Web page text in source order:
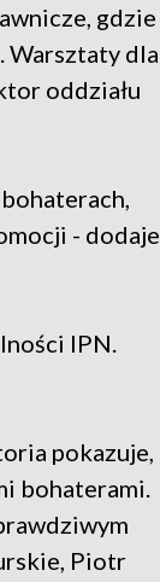
gdzie
Warsztaty dla
oddziału
- dodaje
IPN.
pokazuje,
bohaterami.
Piotr